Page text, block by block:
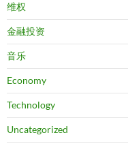
维权
金融投资
音乐
Economy
Technology
Uncategorized